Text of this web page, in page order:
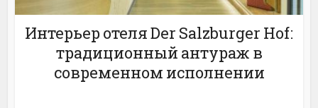
Интерьер отеля Der Salzburger Hof:
традиционный антураж в
современном исполнении